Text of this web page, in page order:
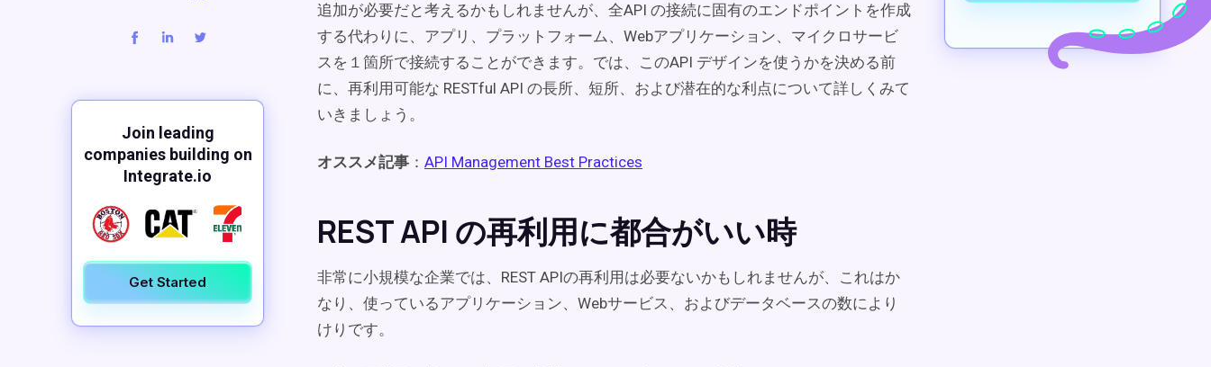
Join leading
companies building on
Integrate.io
Get Started
追加が必要だと考えるかもしれませんが、全API の接続に固有のエンドポイントを作成
する代わりに、アプリ、プラットフォーム、Webアプリケーション、マイクロサービ
スを１箇所で接続することができます。では、このAPI デザインを使うかを決める前
に、再利用可能な RESTful API の長所、短所、および潜在的な利点について詳しくみて
いきましょう。
オススメ記事 ： API Management Best Practices
REST API の再利用に都合がいい時
非常に小規模な企業では、REST APIの再利用は必要ないかもしれませんが、これはか
なり、使っているアプリケーション、Webサービス、およびデータベースの数により
けりです。